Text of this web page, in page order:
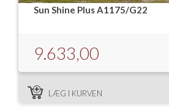
Sun Shine Plus A1175/G22
9.633,00
LÆG I KURVEN